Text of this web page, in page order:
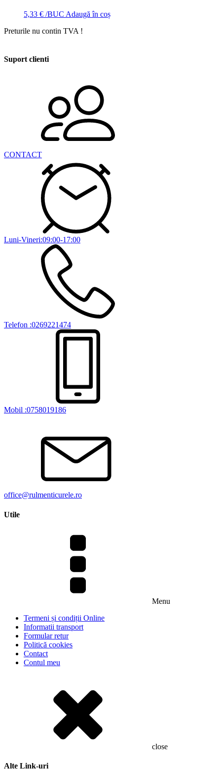
5,33 € /BUC Adaugă în coș
Preturile nu contin TVA !
Suport clienti
CONTACT
Luni-Vineri:09:00-17:00
Telefon :0269221474
Mobil :0758019186
office@rulmenticurele.ro
Utile
Menu
Termeni și condiții Online
Informatii transport
Formular retur
Politică cookies
Contact
Contul meu
close
Alte Link-uri